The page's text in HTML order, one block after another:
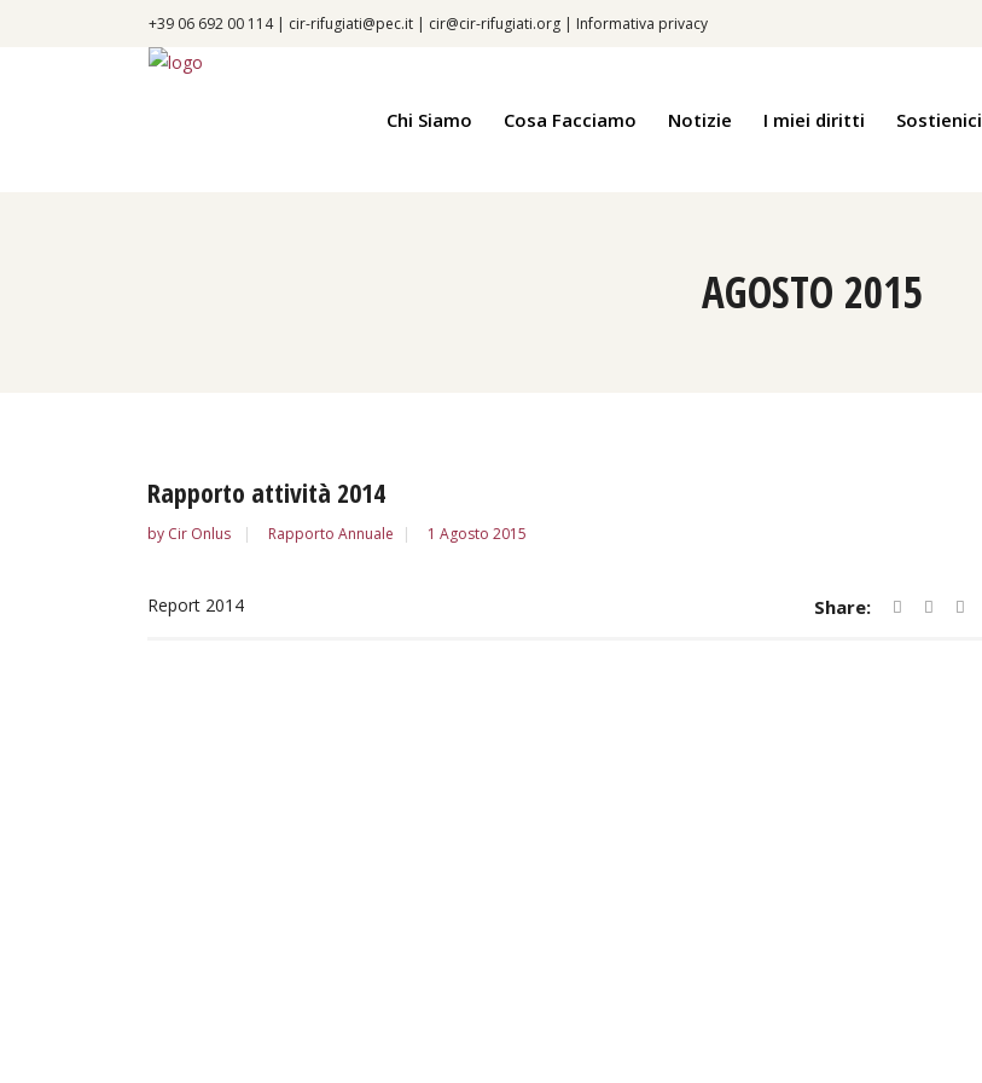
+39 06 692 00 114 | cir-rifugiati@pec.it | cir@cir-rifugiati.org | Informativa privacy
Chi Siamo Cosa Facciamo Notizie I miei diritti Sostienici
AGOSTO 2015
Rapporto attività 2014
by Cir Onlus Rapporto Annuale 1 Agosto 2015
Report 2014 Share: